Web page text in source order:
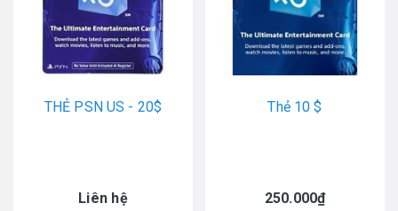
THẺ PSN US - 20$
Liên hệ
Thẻ 10 $
250.000₫